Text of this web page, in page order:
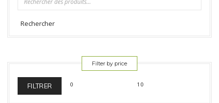
Rechercher
Filter by price
FILTRER